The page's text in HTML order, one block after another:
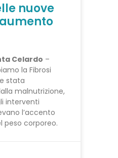
nuove
Celardo –
la Fibrosi
stata
malnutrizione,
interventi
l’accento
peso corporeo.